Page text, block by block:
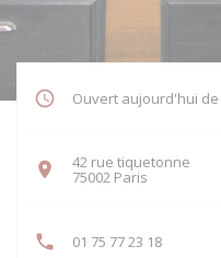
Ouvert aujourd'hui de
42 rue tiquetonne
75002 Paris
01 75 77 23 18